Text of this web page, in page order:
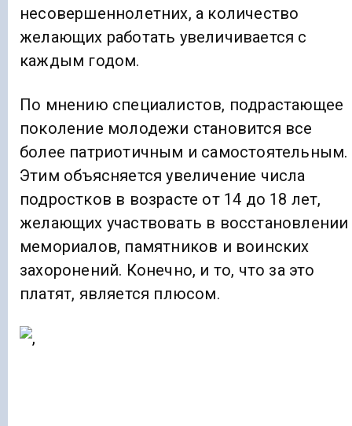
несовершеннолетних, а количество
желающих работать увеличивается с
каждым годом.
По мнению специалистов, подрастающее
поколение молодежи становится все
более патриотичным и самостоятельным.
Этим объясняется увеличение числа
подростков в возрасте от 14 до 18 лет,
желающих участвовать в восстановлении
мемориалов, памятников и воинских
захоронений. Конечно, и то, что за это
платят, является плюсом.